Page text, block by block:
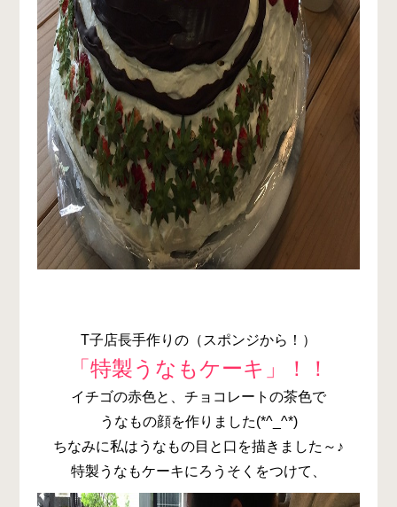
T子店長手作りの（スポンジから！）
「特製うなもケーキ」！！
イチゴの赤色と、チョコレートの茶色で
うなもの顔を作りました(*^_^*)
ちなみに私はうなもの目と口を描きました～♪
特製うなもケーキにろうそくをつけて、